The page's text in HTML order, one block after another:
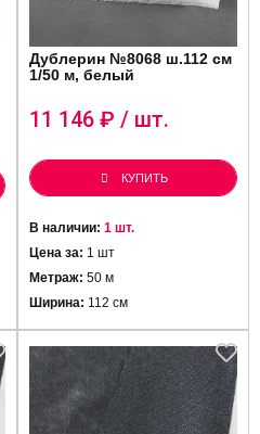
Дублерин №8068 ш.112 см
1/50 м, белый
11 146 ₽ / шт.
КУПИТЬ
В наличии: 1 шт.
Цена за: 1 шт
Метраж: 50 м
Ширина: 112 см